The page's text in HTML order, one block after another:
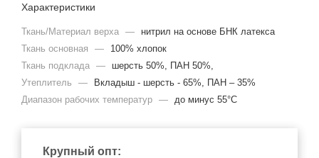
Характеристики
Ткань/Материал верха —
нитрил на основе БНК латекса
Ткань основная
—
100% хлопок
Ткань подклада —
шерсть 50%, ПАН 50%,
Утеплитель
—
Вкладыш - шерсть - 65%, ПАН – 35%
Диапазон рабочих температур — до минус 55°С
Крупный опт: